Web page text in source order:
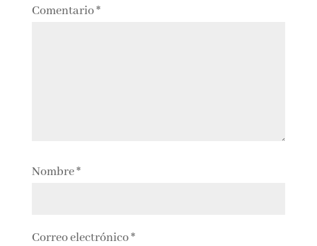
Comentario*
Nombre*
Correo electrónico*